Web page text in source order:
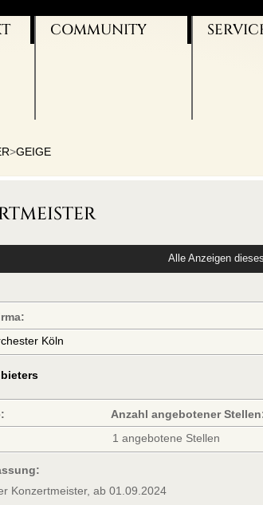
COMMUNITY
>GEIGE
Alle Anzeigen
Köln
Anzahl angebotener
1 angebotene Stellen
Konzertmeister, ab 01.09.2024